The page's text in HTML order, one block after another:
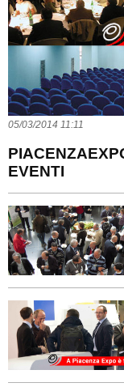
05/03/2014 11:11
EVENTI